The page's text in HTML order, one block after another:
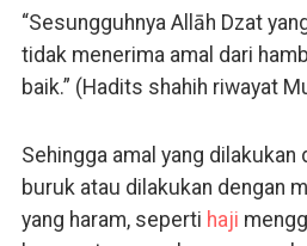
“Sesungguhnya Allāh Dzat
tidak menerima amal dari
baik.” (Hadits shahih riwayat
Sehingga amal yang dilakukan
buruk atau dilakukan dengan
yang haram, seperti haji